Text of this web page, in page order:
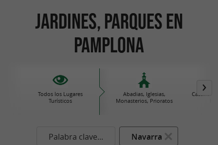
Jardines, Parques en
Pamplona
Todos los Lugares
Turísticos
Abadias, Iglesias,
Monasterios, Prioratos
Castillos
Palabra clave... Navarra